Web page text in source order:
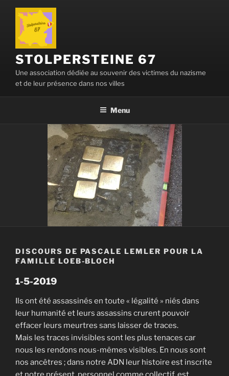
Aller
contenu
principal
STOLPERSTEINE 67
Une association dédiée au souvenir des victimes du nazisme
et de leur présence dans nos villes
Menu
DISCOURS DE PASCALE LEMLER POUR LA
FAMILLE LOEB-BLOCH
1-5-2019
Ils ont été assassinés en toute « légalité » niés dans
leur humanité et leurs assassins crurent pouvoir
effacer leurs meurtres sans laisser de traces.
Mais les traces invisibles sont les plus tenaces car
nous les rendons nous-mêmes visibles. En nous sont
nos ancêtres ; dans notre ADN leur histoire est inscrite